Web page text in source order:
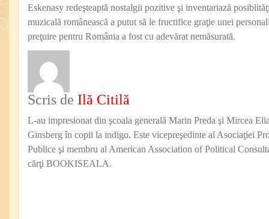
Eskenasy redeşteaptă nostalgii pozitive şi inventariază
muzicală românească a putut să le fructifice graţie unei
preţuire pentru România a fost cu adevărat nemăsurată.
Scris de Ilă Citilă
L-au impresionat din şcoala generală Marin Preda şi Mircea
Ginsberg în copii la indigo. Este vicepreşedinte al Asociaţiei
Publice şi membru al American Association of Political
cărţi BOOKISEALA.